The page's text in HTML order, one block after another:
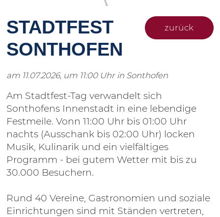
zurück
STADTFEST
SONTHOFEN
am 11.07.2026, um 11:00 Uhr in Sonthofen
Am Stadtfest-Tag verwandelt sich
Sonthofens Innenstadt in eine lebendige
Festmeile. Vonn 11:00 Uhr bis 01:00 Uhr
nachts (Ausschank bis 02:00 Uhr) locken
Musik, Kulinarik und ein vielfältiges
Programm - bei gutem Wetter mit bis zu
30.000 Besuchern.
Rund 40 Vereine, Gastronomien und soziale
Einrichtungen sind mit Ständen vertreten,